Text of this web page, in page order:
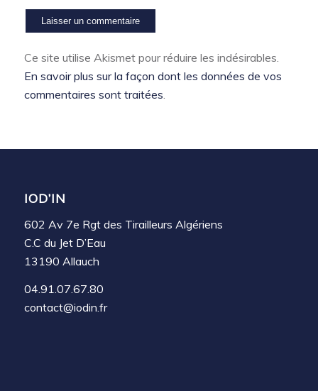
Ce site utilise Akismet pour réduire les indésirables.
En savoir plus sur la façon dont les données de vos
commentaires sont traitées.
IOD’IN
602 Av 7e Rgt des Tirailleurs Algériens
C.C du Jet D’Eau
13190 Allauch
04.91.07.67.80
contact@iodin.fr